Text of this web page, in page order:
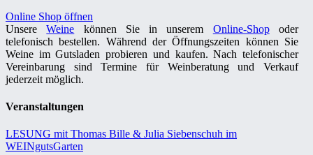
Online Shop öffnen
UnsereWeine können Sie in unserem Online-Shopoder
telefonisch bestellen. Während der Öffnungszeiten können Sie
Weine im Gutsladen probieren und kaufen. Nach telefonischer
Vereinbarung sind Termine für Weinberatung und Verkauf
jederzeit möglich.
Veranstaltungen
LESUNG mit Thomas Bille & Julia Siebenschuh im
WEINgutsGarten